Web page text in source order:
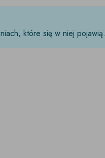
które się w niej pojawią.